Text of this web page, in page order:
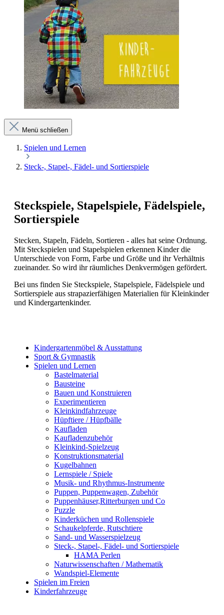
Menü schließen
Spielen und Lernen
Steck-, Stapel-, Fädel- und Sortierspiele
Steckspiele, Stapelspiele, Fädelspiele,
Sortierspiele
Stecken, Stapeln, Fädeln, Sortieren - alles hat seine Ordnung.
Mit Steckspielen und Stapelspielen erkennen Kinder die
Unterschiede von Form, Farbe und Größe und ihr Verhältnis
zueinander. So wird ihr räumliches Denkvermögen gefördert.
Bei uns finden Sie Steckspiele, Stapelspiele, Fädelspiele und
Sortierspiele aus strapazierfähigen Materialien für Kleinkinder
und Kindergartenkinder.
Kindergartenmöbel & Ausstattung
Sport & Gymnastik
Spielen und Lernen
Bastelmaterial
Bausteine
Bauen und Konstruieren
Experimentieren
Kleinkindfahrzeuge
Hüpftiere / Hüpfbälle
Kaufladen
Kaufladenzubehör
Kleinkind-Spielzeug
Konstruktionsmaterial
Kugelbahnen
Lernspiele / Spiele
Musik- und Rhythmus-Instrumente
Puppen, Puppenwagen, Zubehör
Puppenhäuser,Ritterburgen und Co
Puzzle
Kinderküchen und Rollenspiele
Schaukelpferde, Rutschtiere
Sand- und Wasserspielzeug
Steck-, Stapel-, Fädel- und Sortierspiele
HAMA Perlen
Naturwissenschaften / Mathematik
Wandspiel-Elemente
Spielen im Freien
Kinderfahrzeuge